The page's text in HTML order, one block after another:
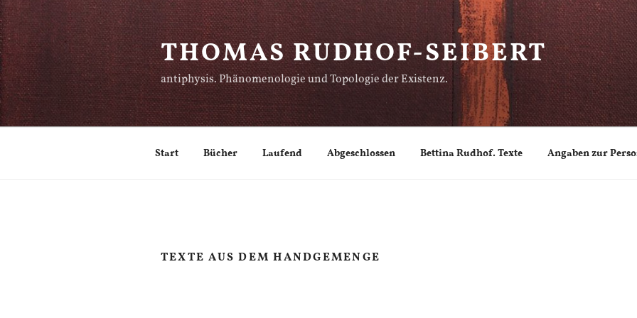
Zum
Inhalt
springen
THOMAS RUDHOF-SEIBERT
antiphysis. Phänomenologie und Topologie der Existenz.
Start Bücher Laufend Abgeschlossen Bettina Rudhof. Texte Angaben zur
TEXTE AUS DEM HANDGEMENGE